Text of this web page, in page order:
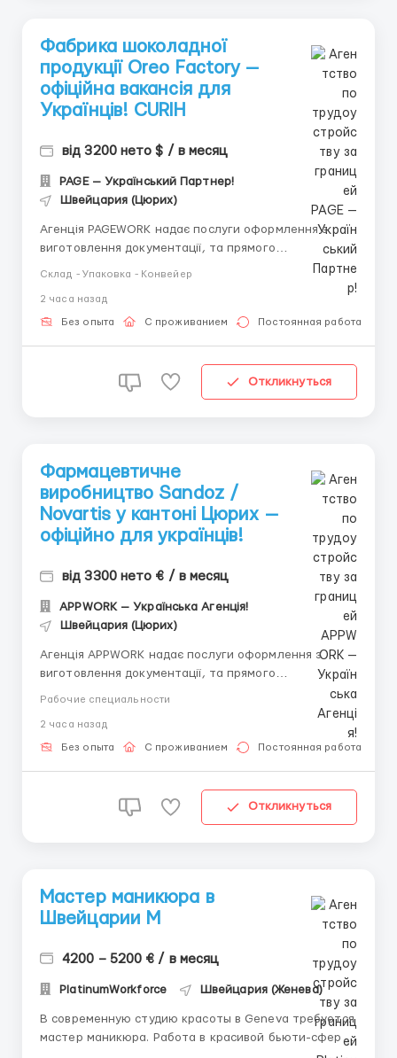
Фабрика шоколадної
продукції Oreo Factory —
офіційна вакансія для
Українців! CURIH
від 3200 нето $ / в месяц
PAGE — Український Партнер!
Швейцария (Цюрих)
Агенція PAGEWORK надає послуги оформлення з
виготовлення документації, та прямого
підбору вакансії: Головний Рекрутер: Віталій
Шевченко Телефон для консультацій \ для підбору
Склад - Упаковка - Конвейер
2 часа назад
Без опыта С проживанием Постоянная работа
Откликнуться
Фармацевтичне
виробництво Sandoz /
Novartis у кантоні Цюрих —
офіційно для українців!
від 3300 нето € / в месяц
APPWORK — Українська Агенція!
Швейцария (Цюрих)
Агенція APPWORK надає послуги оформлення з
виготовлення документації, та прямого
працевлаштування з роботодавцем для
онлайн: Спеціаліст: Денис Бойко Телефон для
консультацій \ для підбору вакансій: +48 889 248
Рабочие специальности
2 часа назад
Без опыта С проживанием Постоянная работа
Откликнуться
Мастер маникюра в
Швейцарии М
4200 – 5200 € / в месяц
PlatinumWorkforce Швейцария (Женева)
В современную студию красоты в Geneva требуется
мастер маникюра. Работа в красивой бьюти-сфере